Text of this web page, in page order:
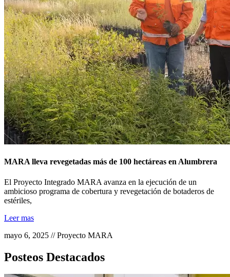
MARA lleva revegetadas más de 100 hectáreas en Alumbrera
El Proyecto Integrado MARA avanza en la ejecución de un
ambicioso programa de cobertura y revegetación de botaderos de
estériles,
Leer mas
mayo 6, 2025 // Proyecto MARA
Posteos Destacados